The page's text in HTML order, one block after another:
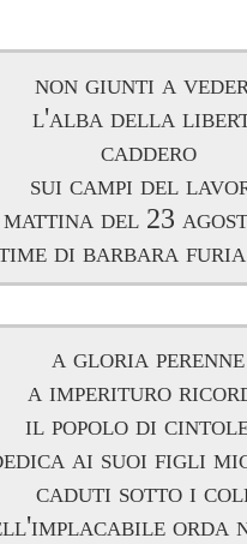
non giunti a
l'alba della
caddero
sui campi del
del 23
di barbara furia
a gloria perenne
a imperituro
il popolo di
ai suoi figli
caduti sotto i
orda